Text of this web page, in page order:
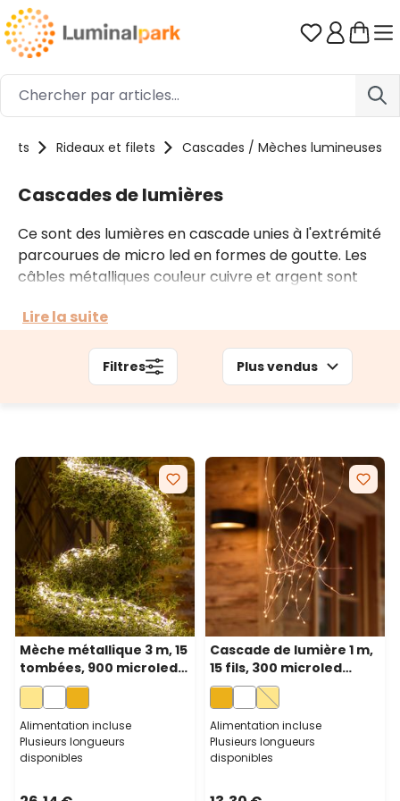
Passer au contenu principal Vous avez
Rideaux et filets Cascades / Mèches lumineuses
Cascades de lumières
Ce sont des lumières en cascade unies à l'extrémité
parcourues de micro led en formes de goutte. Les
câbles métalliques couleur cuivre et argent sont
forme que vous voulez. En ligne vous trouverez des
de diverses longueurs pour l'extérieur.
Lire la suite
Filtres Plus vendus
Mèche métallique 3 m, 15
tombées, 900 microled
blanc chaud, câble
métal argenté
Alimentation incluse
Plusieurs longueurs
disponibles
Cascade de lumière 1 m,
15 fils, 300 microled
blanc chaud
traditionnel, câble métal
cuivré
Alimentation incluse
Plusieurs longueurs
disponibles